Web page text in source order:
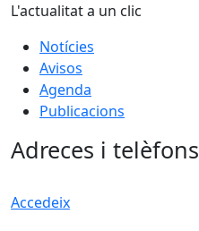
L'actualitat a un clic
Notícies
Avisos
Agenda
Publicacions
Adreces i telèfons
Accedeix